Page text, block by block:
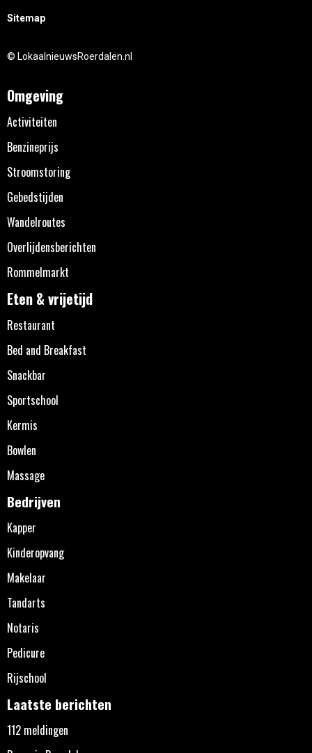
Sitemap
© LokaalnieuwsRoerdalen.nl
Omgeving
Activiteiten
Benzineprijs
Stroomstoring
Gebedstijden
Wandelroutes
Overlijdensberichten
Rommelmarkt
Eten & vrijetijd
Restaurant
Bed and Breakfast
Snackbar
Sportschool
Kermis
Bowlen
Massage
Bedrijven
Kapper
Kinderopvang
Makelaar
Tandarts
Notaris
Pedicure
Rijschool
Laatste berichten
112 meldingen